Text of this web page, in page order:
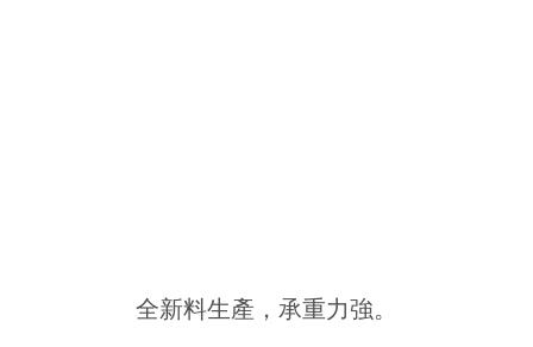
全新料生產，承重力強。